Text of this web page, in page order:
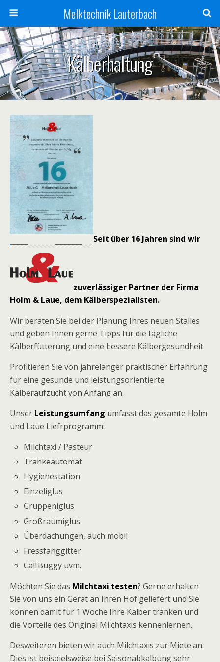
Melktechnik Lauterbach
Kälberhaltung
Seit über 16 Jahren sind wir
zuverlässiger Partner der Firma
Holm & Laue, dem Kälberspezialisten.
Wir beraten Sie bei der Planung Ihres neuen Stalles
und geben Ihnen gerne Tipps für die tägliche
Kälberfütterung und eine bessere Kälbergesundheit.
Profitieren Sie von jahrelanger praktischer Erfahrung
für eine gesunde und leistungsorientierte
Kälberaufzucht von Anfang an.
Unser Leistungsumfang umfasst das gesamte Holm
und Laue Liefrprogramm:
Milchtaxi / Pasteur
Tränkeautomat
Hygienestation
Einzeliglus
Gruppeniglus
Großraumiglus
Überdachungen, auch mobil
Fressfanggitter
CalfBuggy uvm.
Möchten Sie das Milchtaxi testen? Gerne erhalten
Sie von uns ein Gerät an Ihren Hof geliefert und Sie
können damit für 1 Woche Ihre Kälber tränken und
die Vorteile des Original Milchtaxis kennenlernen.
Desweiteren bieten wir auch Milchtaxis zur Miete an.
Dies ist beispielsweise bei Saisonabkalbung sehr